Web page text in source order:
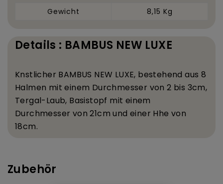
Gewicht
8,15 Kg
Details : BAMBUS NEW LUXE
Knstlicher BAMBUS NEW LUXE, bestehend aus 8
Halmen mit einem Durchmesser von 2 bis 3cm,
Tergal-Laub, Basistopf mit einem
Durchmesser von 21cm und einer Hhe von
18cm.
Zubehör